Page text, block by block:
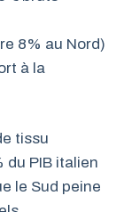
8% au Nord)
à la
tissu
du PIB italien
le Sud peine